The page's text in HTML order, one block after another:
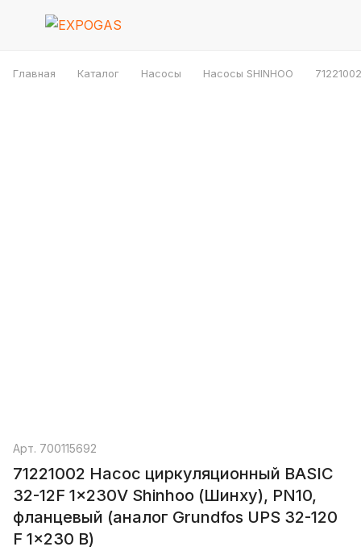
Главная Каталог Насосы Насосы SHINHOO
Арт. 700115692
71221002 Насос циркуляционный BASIC
32-12F 1x230V Shinhoo (Шинху), PN10,
фланцевый (аналог Grundfos UPS 32-120
F 1x230 В)